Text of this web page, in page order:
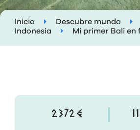
Inicio Descubre mundo
Indonesia
Mi primer Bali en
2372€